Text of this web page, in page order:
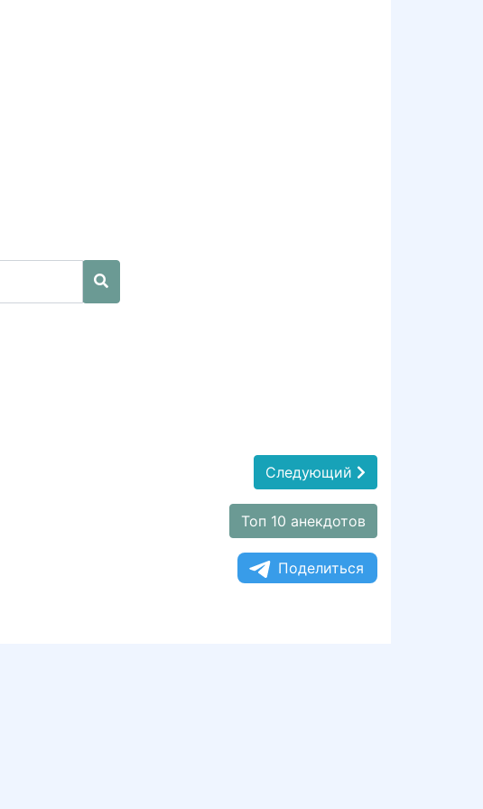
Следующий
Топ 10 анекдотов
Поделиться